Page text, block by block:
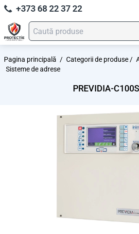
+373 68 22 37 22
Pagina principală / Categorii de produse /
Sisteme de adrese
PREVIDIA-